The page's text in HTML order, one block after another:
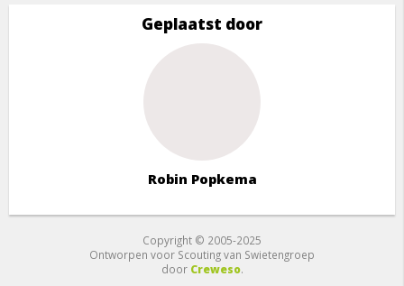
Geplaatst door
Robin Popkema
Copyright © 2005-2025
Ontworpen voor Scouting van Swietengroep
door Creweso.